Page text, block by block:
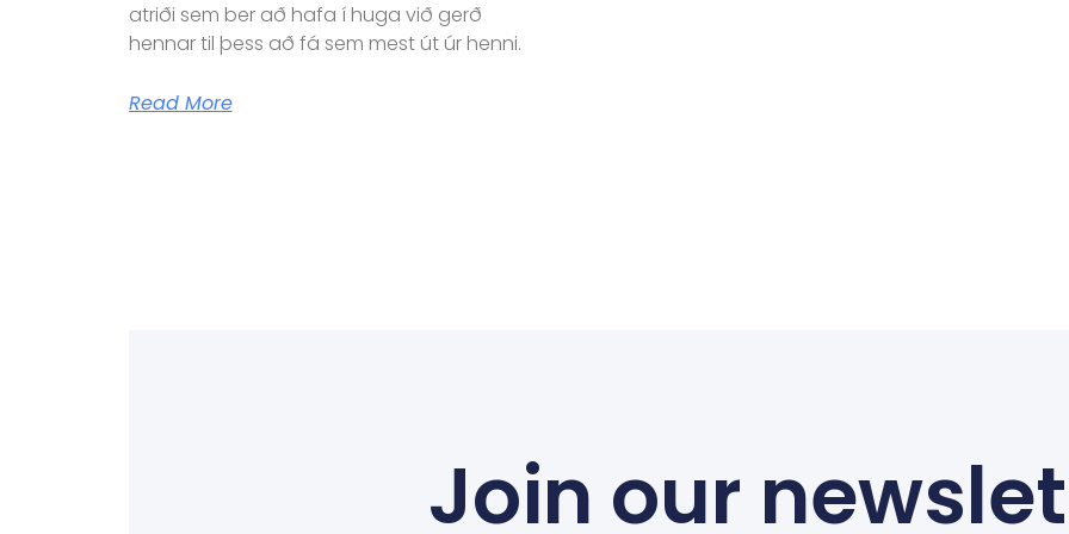
atriði sem ber að hafa í huga við gerð
hennar til þess að fá sem mest út úr henni.
Read More
Join our